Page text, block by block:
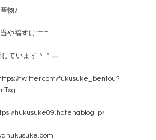
物♪
や福すけ”””””
ています＾＾↓↓
twitter.com/fukusuke_bentou?
hukusuke09.hatenablog.jp/